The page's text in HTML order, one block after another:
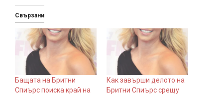
Свързани
Бащата на Бритни
Спиърс поиска край на
Как завърши делото на
Бритни Спиърс срещу